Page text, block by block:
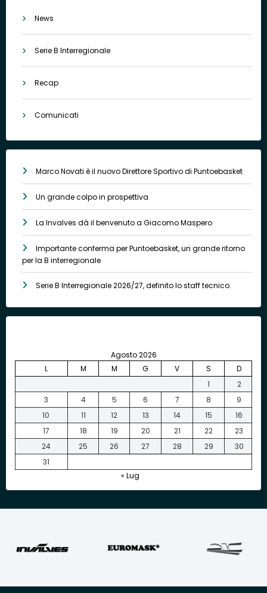
News
Serie B Interregionale
Recap
Comunicati
Marco Novati è il nuovo Direttore Sportivo di Puntoebasket
Un grande colpo in prospettiva
La Invalves dà il benvenuto a Giacomo Maspero
Importante conferma per Puntoebasket, un grande ritorno
per la B interregionale
Serie B Interregionale 2026/27, definito lo staff tecnico.
Agosto 2026
L
M M G V S
D
1
2
3
4 5 6 7 8
9
10
11 12 13 14 15
16
17
18 19 20 21 22
23
24
25 26 27 28 29
30
31
« Lug